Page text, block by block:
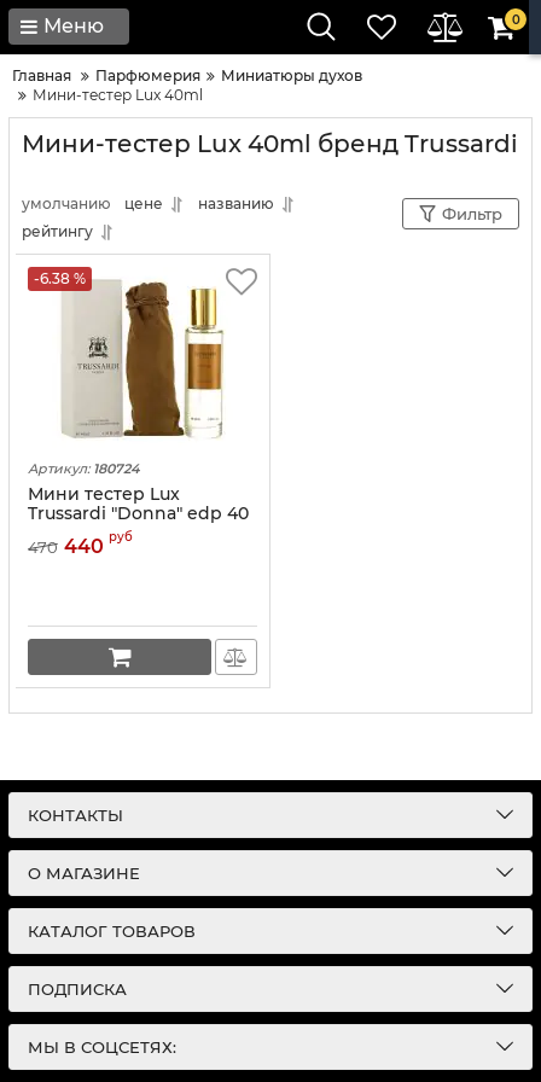
Меню 0
Главная Парфюмерия
Миниатюры духов
Мини-тестер Lux 40ml
Мини-тестер Lux 40ml бренд Trussardi
умолчанию цене
названию
рейтингу
Фильтр
-6.38 %
Артикул: 180724
Мини тестер Lux
Trussardi "Donna" edp 40
470 440 руб
КОНТАКТЫ
О МАГАЗИНЕ
КАТАЛОГ ТОВАРОВ
ПОДПИСКА
МЫ В СОЦСЕТЯХ: